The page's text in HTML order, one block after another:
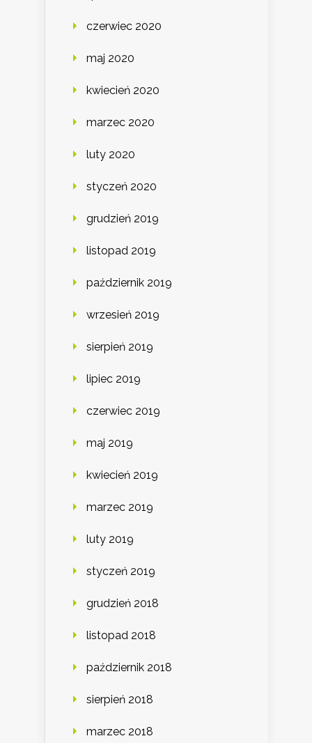
czerwiec 2020
maj 2020
kwiecień 2020
marzec 2020
luty 2020
styczeń 2020
grudzień 2019
listopad 2019
październik 2019
wrzesień 2019
sierpień 2019
lipiec 2019
czerwiec 2019
maj 2019
kwiecień 2019
marzec 2019
luty 2019
styczeń 2019
grudzień 2018
listopad 2018
październik 2018
sierpień 2018
marzec 2018